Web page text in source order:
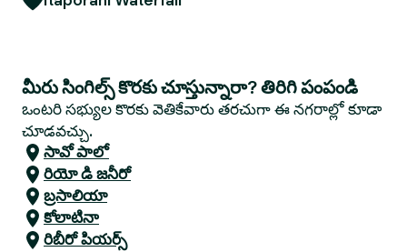
మీరు సింగిల్స్ కొరకు చూస్తున్నారా? తిరిగి పంపండి
ఒంటరి సభ్యుల కొరకు వెతికేవారు తరచుగా ఈ నగరాల్లో కూడా
చూడవచ్చు.
సావో పాలో
రియో డి జనీరో
బ్రసాలియా
కోలాటినా
రిబీరో పియర్స్